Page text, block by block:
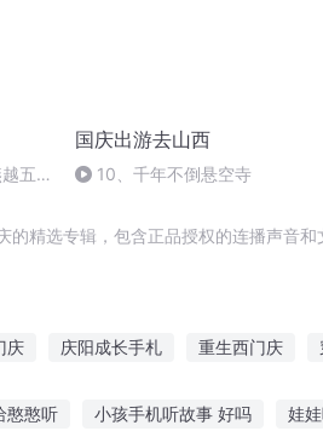
五
国庆出游去山西
10、千年不倒悬空寺
的精选专辑，包含正品授权的连播声音
庆 庆阳成长手札 重生西门庆
憨憨听 小孩手机听故事 好吗 娃